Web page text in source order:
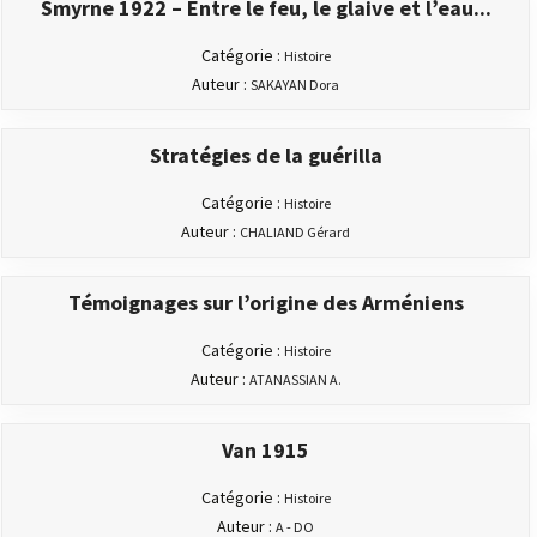
Smyrne 1922 – Entre le feu, le glaive et l’eau...
Catégorie : Histoire
Auteur : SAKAYAN Dora
Stratégies de la guérilla
Catégorie : Histoire
Auteur : CHALIAND Gérard
Témoignages sur l’origine des Arméniens
Catégorie : Histoire
Auteur : ATANASSIAN A.
Van 1915
Catégorie : Histoire
Auteur : A - DO